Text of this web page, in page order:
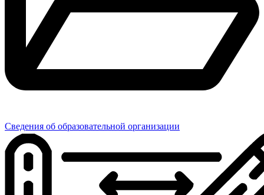
Сведения об образовательной организации